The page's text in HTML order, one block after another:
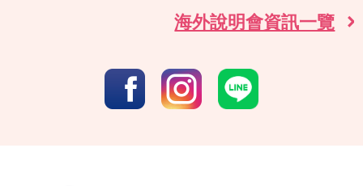
海外說明會資訊一覽